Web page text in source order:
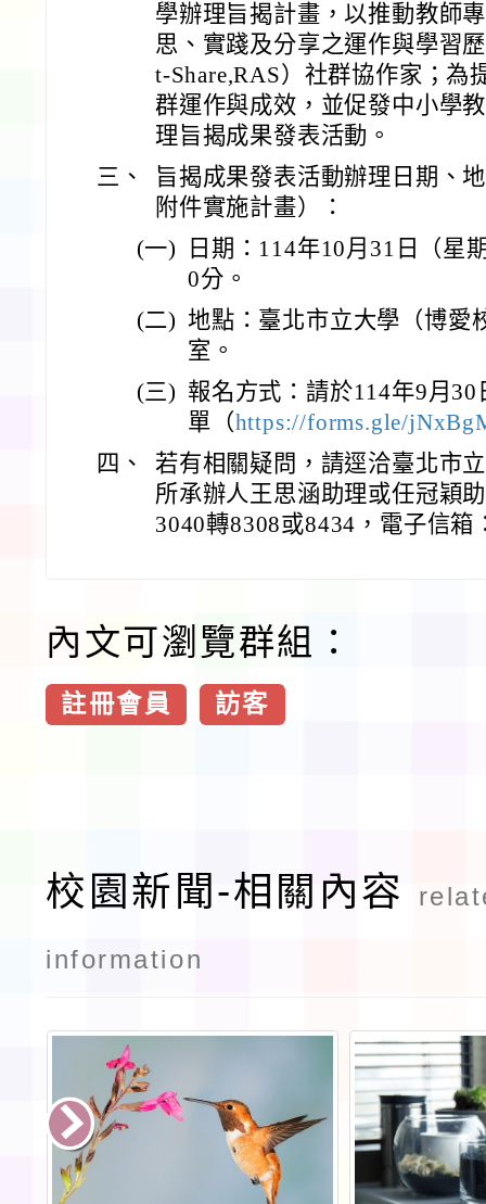
學辦理旨揭計畫，以推動教師
思、實踐及分享之運作與學習
t-Share,RAS）社群協作家；為
群運作與成效，並促發中小學
理旨揭成果發表活動。
三、
旨揭成果發表活動辦理日期、
附件實施計畫）：
(一)
日期：114年10月31日（星
0分。
(二) 地點：臺北市立大學（博愛
室。
(三) 報名方式：請於114年9月
單（https://forms.gle/
四、
若有相關疑問，請逕洽臺北市
所承辦人王思涵助理或任冠穎
3040轉8308或8434，電子信箱
內文可瀏覽群組：
註冊會員 訪客
校園新聞-相關內容
information